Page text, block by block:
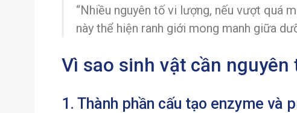
“Nhiều nguyên tố vi lượng, nếu vượt quá
này thể hiện ranh giới mong manh giữa
Vì sao sinh vật cần nguyên
1. Thành phần cấu tạo enzyme và